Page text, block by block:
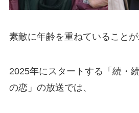
素敵に年齢を重ねていることが
2025年にスタートする「続・
の恋」の放送では、